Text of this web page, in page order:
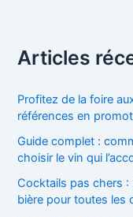
Articles
Profitez de la foire
références en
Guide complet :
choisir le vin qui
Cocktails pas chers :
bière pour toutes les